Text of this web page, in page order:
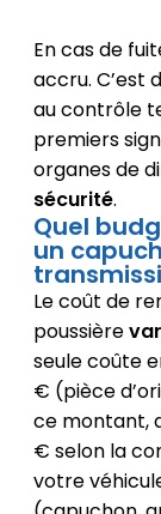
En cas de
accru. C’est
au contrôle
premiers
organes de
sécurité.
Quel
un
Le coût de
poussière
seule coûte
€ (pièce
ce montant,
€ selon la
votre